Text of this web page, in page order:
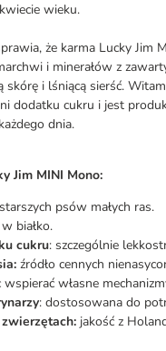
wieku.
że karma Lucky Jim
i minerałów z
skórę i lśniącą sierść.
dodatku cukru i jest
dnia.
Jim MINI Mono:
psów małych ras.
białko.
cukru: szczególnie
źródło cennych
wspierać własne
: dostosowana do
jakość z